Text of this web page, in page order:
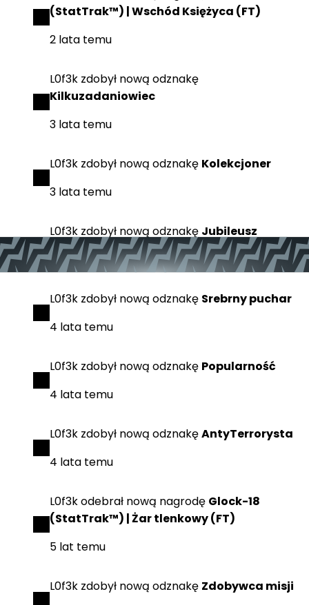
(StatTrak™) | Wschód Księżyca (FT)
2 lata temu
L0f3k zdobył nową odznakę
Kilkuzadaniowiec
3 lata temu
L0f3k zdobył nową odznakę Kolekcjoner
3 lata temu
L0f3k zdobył nową odznakę Jubileusz
3 lata temu
L0f3k zdobył nową odznakę Srebrny puchar
4 lata temu
L0f3k zdobył nową odznakę Popularność
4 lata temu
L0f3k zdobył nową odznakęAntyTerrorysta
4 lata temu
L0f3kodebrał nową nagrodę Glock-18
(StatTrak™) | Żar tlenkowy (FT)
5 lat temu
L0f3k zdobył nową odznakę Zdobywca misji